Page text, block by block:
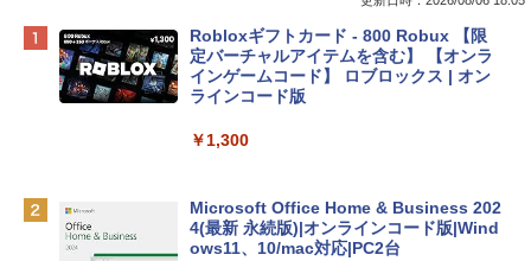
Apple 2026 MacBook Neo A18 Proチッ
プ搭載13インチノートブック：AIとAppl
e Intelligenceのために設計、Liquid Ret
inaディスプレイ、8GBユニファイドメモ
eTime HDカメラ、Touch ID - インディ
￥137,800
Robloxギフトカード - 800 Robux 【限
定バーチャルアイテムを含む】 【オンラ
インゲームコード】 ロブロックス | オン
ラインコード版
￥1,300
Microsoft Office Home & Business 202
4(最新 永続版)|オンラインコード版|Wind
ows11、10/mac対応|PC2台